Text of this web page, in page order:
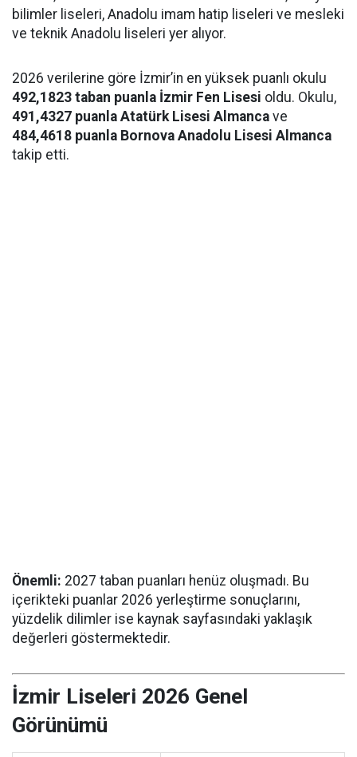
bilimler liseleri, Anadolu imam hatip liseleri ve mesleki
ve teknik Anadolu liseleri yer alıyor.
2026 verilerine göre İzmir’in en yüksek puanlı okulu
492,1823 taban puanla İzmir Fen Lisesi oldu. Okulu,
491,4327 puanla Atatürk Lisesi Almanca ve
484,4618 puanla Bornova Anadolu Lisesi Almanca
takip etti.
Önemli: 2027 taban puanları henüz oluşmadı. Bu
içerikteki puanlar 2026 yerleştirme sonuçlarını,
yüzdelik dilimler ise kaynak sayfasındaki yaklaşık
değerleri göstermektedir.
İzmir Liseleri 2026 Genel
Görünümü